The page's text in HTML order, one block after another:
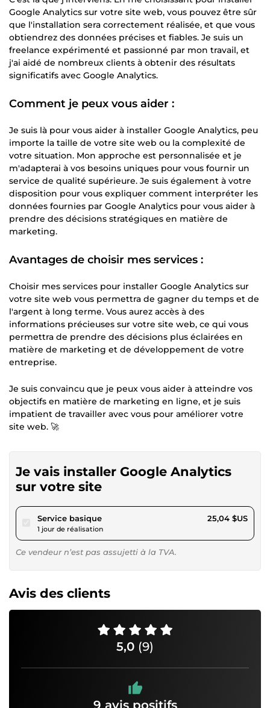
Google Analytics sur votre site web, vous pouvez être sûr
que l'installation sera correctement réalisée, et que vous
obtiendrez des données précises et fiables. Je suis un
freelance expérimenté et passionné par mon travail, et
j'ai aidé de nombreux clients à obtenir des résultats
significatifs avec Google Analytics.
Comment je peux vous aider :
Je suis là pour vous aider à installer Google Analytics, peu
importe la taille de votre site web ou la complexité de
votre situation. Mon approche est personnalisée et je
m'adapterai à vos besoins uniques pour vous fournir un
service de qualité supérieure. Je suis également à votre
disposition pour vous expliquer comment interpréter les
données fournies par Google Analytics pour vous aider à
prendre des décisions stratégiques en matière de
marketing.
Avantages de choisir mes services :
Choisir mes services pour installer Google Analytics sur
votre site web vous permettra de gagner du temps et de
l'argent à long terme. Vous aurez accès à des
informations précieuses sur votre site web, ce qui vous
permettra de prendre des décisions plus éclairées en
matière de marketing et de développement de votre
entreprise.
Je suis convaincu que je peux vous aider à atteindre vos
objectifs en matière de marketing en ligne, et je suis
impatient de travailler avec vous pour améliorer votre
site web. 🚀
Je vais installer Google Analytics
sur votre site
Service basiquepour 23,08 $US
1 jour de réalisation
25,04 $US
Ce vendeur n’est pas assujetti à la TVA.
Avis des clients
5,0 (9)
9 avis positifs